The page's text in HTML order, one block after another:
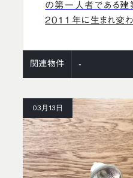
の第一人者である建
2011年に生まれ変わ
関連物件 -
03月13日